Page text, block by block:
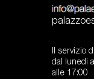
Il servizio
dal lunedi
alle 17:00